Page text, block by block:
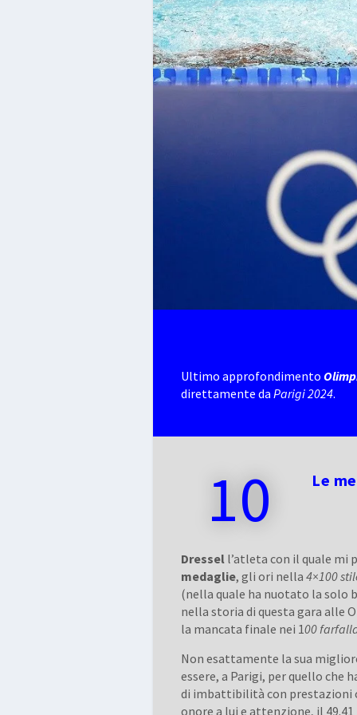
Ultimo approfondimento
direttamente daParigi 2024.
10 Le
Dressel l’atleta con il quale mi
medaglie, gli ori nella4×100
(nella quale ha nuotato la solo
nella storia di questa gara alle
la mancata finale nei 100
Non esattamente la sua
essere, a Parigi, per quello che
di imbattibilità con prestazioni
onore a lui e attenzione, il